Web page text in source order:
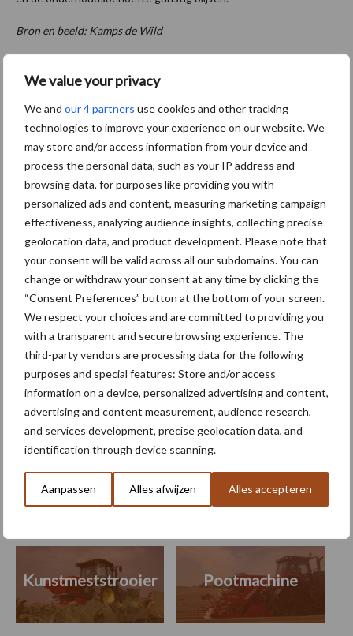
We value your privacy
We and our 4 partners use cookies and other tracking
technologies to improve your experience on our website. We
may store and/or access information from your device and
process the personal data, such as your IP address and
browsing data, for purposes like providing you with
personalized ads and content, measuring marketing campaign
effectiveness, analyzing audience insights, collecting precise
geolocation data, and product development. Please note that
your consent will be valid across all our subdomains. You can
change or withdraw your consent at any time by clicking the
“Consent Preferences” button at the bottom of your screen.
We respect your choices and are committed to providing you
with a transparent and secure browsing experience. The
third-party vendors are processing data for the following
purposes and special features: Store and/or access
information on a device, personalized advertising and content,
advertising and content measurement, audience research,
and services development, precise geolocation data, and
identification through device scanning.
Aanpassen Alles afwijzen Alles accepteren
Bron en beeld: Kamps de Wild
Middel besparen met
precisiespuiten: “Elke
druppel op de juiste plek”
Nieuwe zelfrijdende
veldspuit beleeft eerste
demonstratie in België
Webinar Convenant
Gewasbescherming: meld
je aan en praat mee
Themapagina's
Machines Duurzaamheid
Kunstmeststrooier Pootmachine